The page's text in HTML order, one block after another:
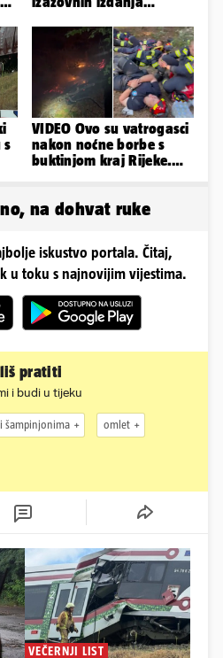
s
VIDEO Ovo su vatrogasci
nakon noćne borbe s
buktinjom kraj Rijeke.
na dohvat ruke
iskustvo portala. Čitaj,
u toku s najnovijim vijestima.
pratiti
i budi u tijeku
šampinjonima omlet